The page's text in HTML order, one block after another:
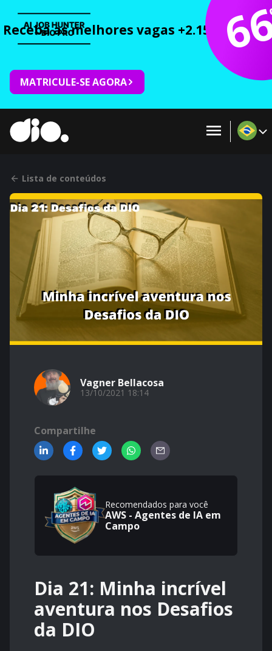
Receba as melhores vagas +2.150 cursos
MATRICULE-SE AGORA
Lista de conteúdos
Vagner Bellacosa
13/10/2021 18:14
Compartilhe
Recomendados para você
AWS - Agentes de IA em
Campo
Dia 21: Minha incrível
aventura nos Desafios
da DIO